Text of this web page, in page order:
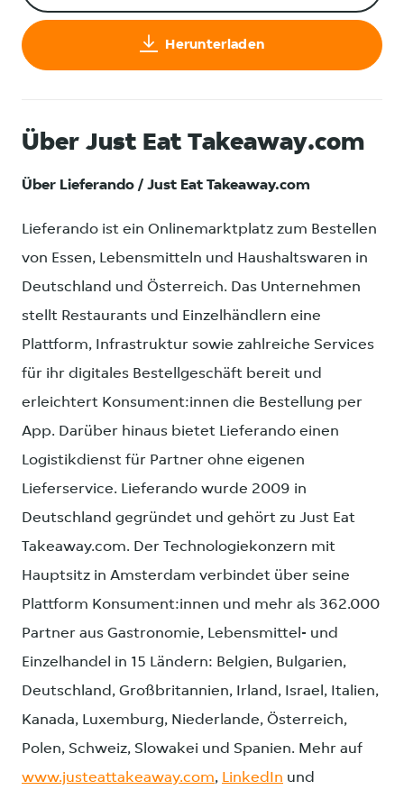
Herunterladen
Über Just Eat Takeaway.com
Über Lieferando / Just Eat Takeaway.com
Lieferando ist ein Onlinemarktplatz zum Bestellen
von Essen, Lebensmitteln und Haushaltswaren in
Deutschland und Österreich. Das Unternehmen
stellt Restaurants und Einzelhändlern eine
Plattform, Infrastruktur sowie zahlreiche Services
für ihr digitales Bestellgeschäft bereit und
erleichtert Konsument:innen die Bestellung per
App. Darüber hinaus bietet Lieferando einen
Logistikdienst für Partner ohne eigenen
Lieferservice. Lieferando wurde 2009 in
Deutschland gegründet und gehört zu Just Eat
Takeaway.com. Der Technologiekonzern mit
Hauptsitz in Amsterdam verbindet über seine
Plattform Konsument:innen und mehr als 362.000
Partner aus Gastronomie, Lebensmittel- und
Einzelhandel in 15 Ländern: Belgien, Bulgarien,
Deutschland, Großbritannien, Irland, Israel, Italien,
Kanada, Luxemburg, Niederlande, Österreich,
Polen, Schweiz, Slowakei und Spanien. Mehr auf
www.justeattakeaway.com, LinkedIn und